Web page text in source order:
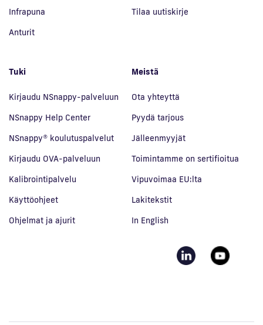
Infrapuna
Anturit
Tilaa uutiskirje
Tuki
Kirjaudu NSnappy-palveluun
NSnappy Help Center
NSnappy® koulutuspalvelut
Kirjaudu OVA-palveluun
Kalibrointipalvelu
Käyttöohjeet
Ohjelmat ja ajurit
Meistä
Ota yhteyttä
Pyydä tarjous
Jälleenmyyjät
Toimintamme on sertifioitua
Vipuvoimaa EU:lta
Lakitekstit
In English